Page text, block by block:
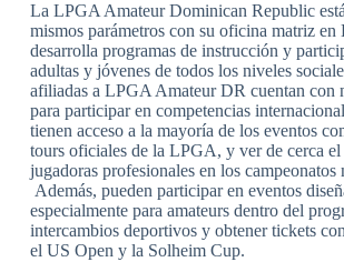
La LPGA Amateur Dominican Republic
mismos parámetros con su oficina matriz en
desarrolla programas de instrucción y
adultas y jóvenes de todos los niveles
afiliadas a LPGA Amateur DR cuentan con
para participar en competencias
tienen acceso a la mayoría de los eventos
tours oficiales de la LPGA, y ver de cerca el
jugadoras profesionales en los campeonatos
Además, pueden participar en eventos
especialmente para amateurs dentro del
intercambios deportivos y obtener tickets
el US Open y la Solheim Cup.